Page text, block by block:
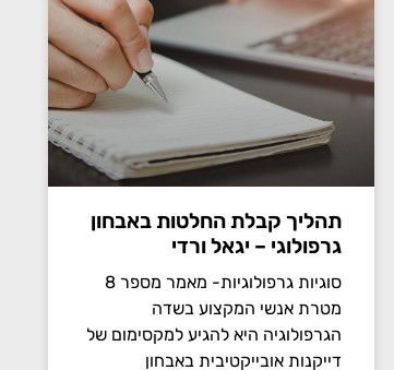
תהליך קבלת החלטות באבחון
גרפולוגי – יגאל ורדי
מטרת אנשי המקצוע בשדה
הגרפולוגיה היא להגיע למקסימום של
דייקנות אובייקטיבית באבחון